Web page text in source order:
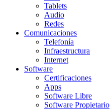
Tablets
Audio
Redes
Comunicaciones
Telefonía
Infraestructura
Internet
Software
Certificaciones
Apps
Software Libre
Software Propietario